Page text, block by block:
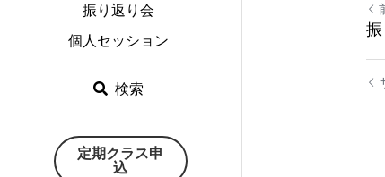
振り返り会
個人セッション
検索
定期クラス申
込